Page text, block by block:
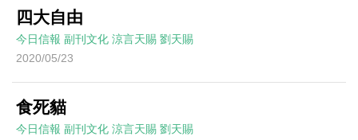
四大自由
今日信報 副刊文化 涼言天賜 劉天賜
2020/05/23
食死貓
今日信報 副刊文化 涼言天賜 劉天賜